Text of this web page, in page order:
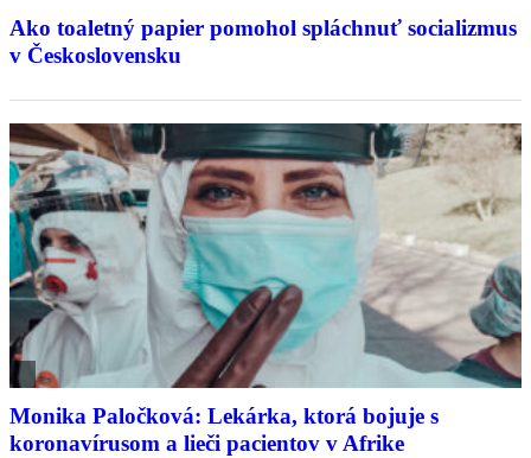
Ako toaletný papier pomohol spláchnuť socializmus
v Československu
Monika Paločková: Lekárka, ktorá bojuje s
koronavírusom a lieči pacientov v Afrike